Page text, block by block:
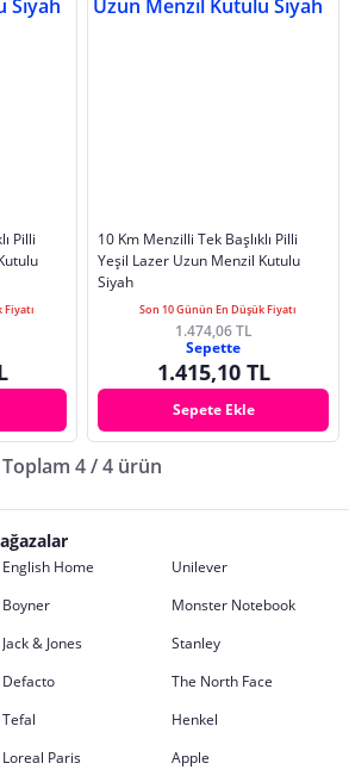
Pilli
Fiyatı
10 Km Menzilli Tek Başlıklı Pilli
Yeşil Lazer Uzun Menzil Kutulu
Siyah
Son 10 Günün En Düşük Fiyatı
1.474,06 TL
Sepette
1.415,10 TL
Sepete Ekle
Toplam 4 / 4 ürün
English Home
Unilever
Boyner
Monster Notebook
Jack & Jones
Stanley
Defacto
The North Face
Tefal
Henkel
Loreal Paris
Apple